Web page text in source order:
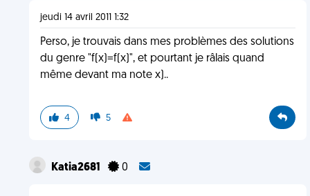
jeudi 14 avril 2011 1:32
Perso, je trouvais dans mes problèmes des solutions
du genre "f(x)=f(x)", et pourtant je râlais quand
même devant ma note x)..
4 5
Katia2681 0